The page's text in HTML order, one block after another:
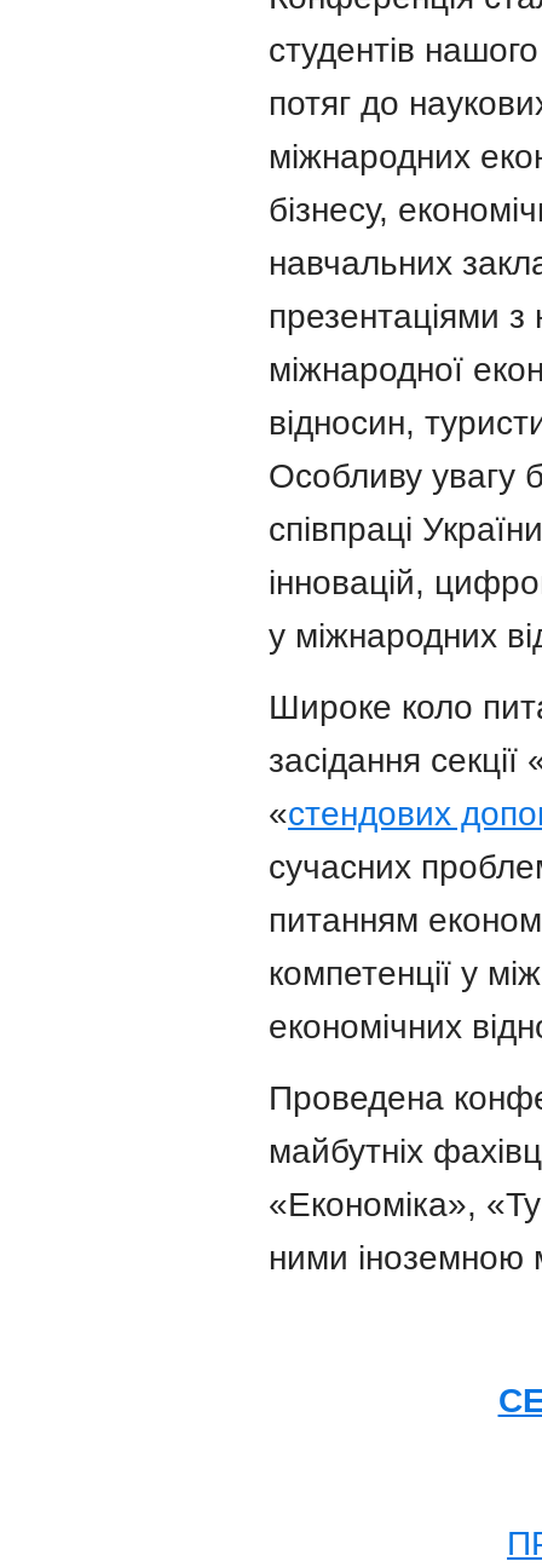
студентів
потяг до
міжнародних
бізнесу,
навчальних
презентаціями
міжнародної
відносин,
Особливу увагу
співпраці
інновацій,
у міжнародних
Широке коло
засідання
«стендових
сучасних
питанням
компетенції у
економічних
Проведена
майбутніх
«Економіка»,
ними іноземною